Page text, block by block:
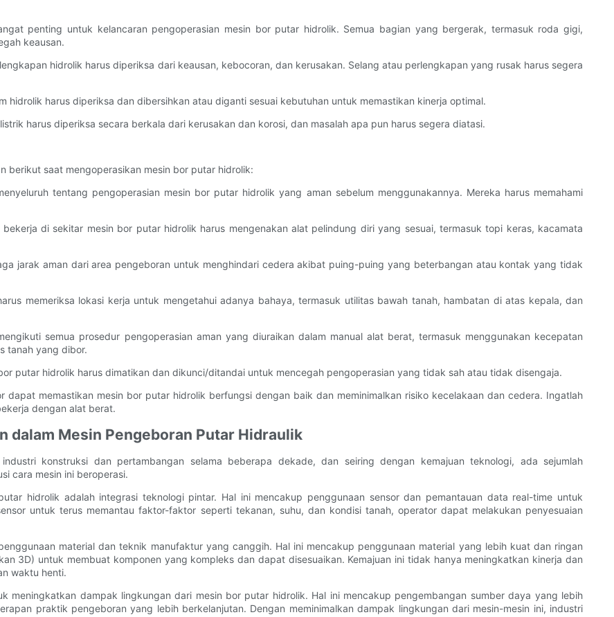
penting untuk kelancaran pengoperasian mesin bor putar hidrolik. Semua bagian yang bergerak, termasuk roda gigi,
keausan.
hidrolik harus diperiksa dari keausan, kebocoran, dan kerusakan. Selang atau perlengkapan yang rusak harus segera
hidrolik harus diperiksa dan dibersihkan atau diganti sesuai kebutuhan untuk memastikan kinerja optimal.
harus diperiksa secara berkala dari kerusakan dan korosi, dan masalah apa pun harus segera diatasi.
berikut saat mengoperasikan mesin bor putar hidrolik:
tentang pengoperasian mesin bor putar hidrolik yang aman sebelum menggunakannya. Mereka harus memahami
di sekitar mesin bor putar hidrolik harus mengenakan alat pelindung diri yang sesuai, termasuk topi keras, kacamata
jarak aman dari area pengeboran untuk menghindari cedera akibat puing-puing yang beterbangan atau kontak yang tidak
memeriksa lokasi kerja untuk mengetahui adanya bahaya, termasuk utilitas bawah tanah, hambatan di atas kepala, dan
semua prosedur pengoperasian aman yang diuraikan dalam manual alat berat, termasuk menggunakan kecepatan
tanah yang dibor.
putar hidrolik harus dimatikan dan dikunci/ditandai untuk mencegah pengoperasian yang tidak sah atau tidak disengaja.
memastikan mesin bor putar hidrolik berfungsi dengan baik dan meminimalkan risiko kecelakaan dan cedera. Ingatlah
dengan alat berat.
dalam Mesin Pengeboran Putar Hidraulik
konstruksi dan pertambangan selama beberapa dekade, dan seiring dengan kemajuan teknologi, ada sejumlah
cara mesin ini beroperasi.
hidrolik adalah integrasi teknologi pintar. Hal ini mencakup penggunaan sensor dan pemantauan data real-time untuk
untuk terus memantau faktor-faktor seperti tekanan, suhu, dan kondisi tanah, operator dapat melakukan penyesuaian
material dan teknik manufaktur yang canggih. Hal ini mencakup penggunaan material yang lebih kuat dan ringan
3D) untuk membuat komponen yang kompleks dan dapat disesuaikan. Kemajuan ini tidak hanya meningkatkan kinerja dan
waktu henti.
meningkatkan dampak lingkungan dari mesin bor putar hidrolik. Hal ini mencakup pengembangan sumber daya yang lebih
praktik pengeboran yang lebih berkelanjutan. Dengan meminimalkan dampak lingkungan dari mesin-mesin ini, industri